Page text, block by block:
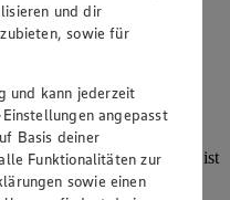
geschützt. Der
Recht, den auf dieser
ausschnittsweise zu
des Urheberrechts ist
von Bildmaterial
und dir
sowie für
und kann jederzeit
angepasst
Basis deiner
Funktionalitäten zur
sowie einen